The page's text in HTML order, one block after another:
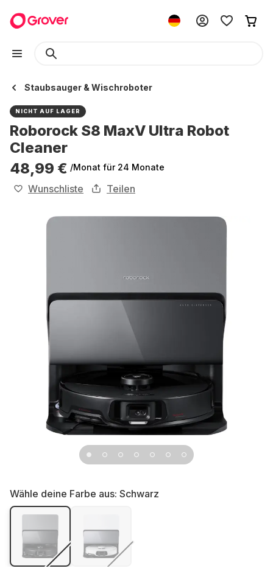
Staubsauger & Wischroboter
NICHT AUF LAGER
Roborock S8 MaxV Ultra Robot
Cleaner
48,99 € /Monat für 24 Monate
Wunschliste Teilen
Wähle deine Farbe aus: Schwarz